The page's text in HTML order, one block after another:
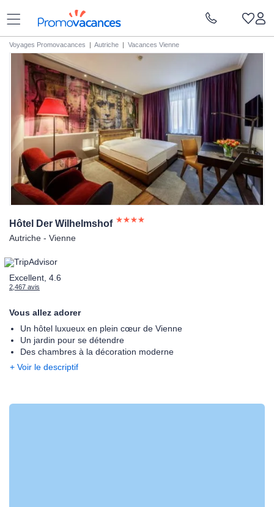
Voyages Promovacances | Autriche | Vacances Vienne
Hôtel Der Wilhelmshof
Autriche - Vienne
Excellent, 4.6
2,467 avis
Vous allez adorer
Un hôtel luxueux en plein cœur de Vienne
Un jardin pour se détendre
Des chambres à la décoration moderne
+ Voir le descriptif